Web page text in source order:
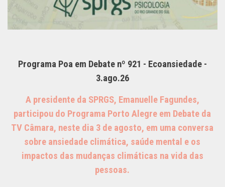
Programa Poa em Debate nº 921 - Ecoansiedade -
3.ago.26
A presidente da SPRGS, Emanuelle Fagundes,
participou do Programa Porto Alegre em Debate da
TV Câmara, neste dia 3 de agosto, em uma conversa
sobre ansiedade climática, saúde mental e os
impactos das mudanças climáticas na vida das
pessoas.